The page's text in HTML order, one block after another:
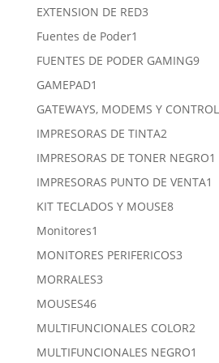
EXTENSION DE RED33
Fuentes de Poder1
producto
FUENTES DE PODER GAMING99
GAMEPAD1
producto
GATEWAYS, MODEMS Y
IMPRESORAS DE TINTA22
productos
IMPRESORAS DE TONER NEGRO1
IMPRESORAS PUNTO DE VENTA1
KIT TECLADOS Y MOUSE88
Monitores1
producto
MONITORES PERIFERICOS33
MORRALES33
MOUSES4646
productos
MULTIFUNCIONALES COLOR22
MULTIFUNCIONALES NEGRO1